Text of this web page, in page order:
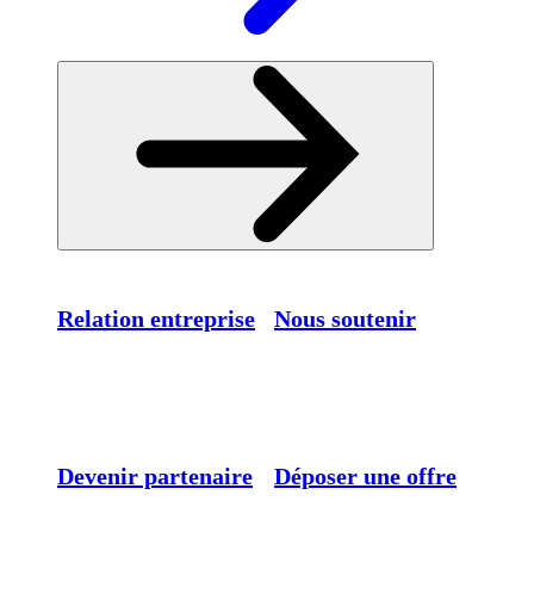
Relation entreprise Nous soutenir
Devenir partenaire Déposer une offre